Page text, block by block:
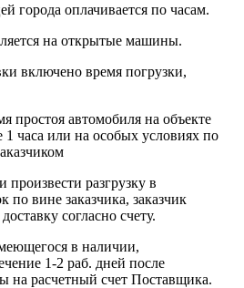
города оплачивается по часам.
на открытые машины.
включено время погрузки,
простоя автомобиля на объекте
1 часа или на особых условиях по
разгрузку в
по вине заказчика, заказчик
согласно счету.
в наличии,
1-2 раб. дней после
на расчетный счет Поставщика.